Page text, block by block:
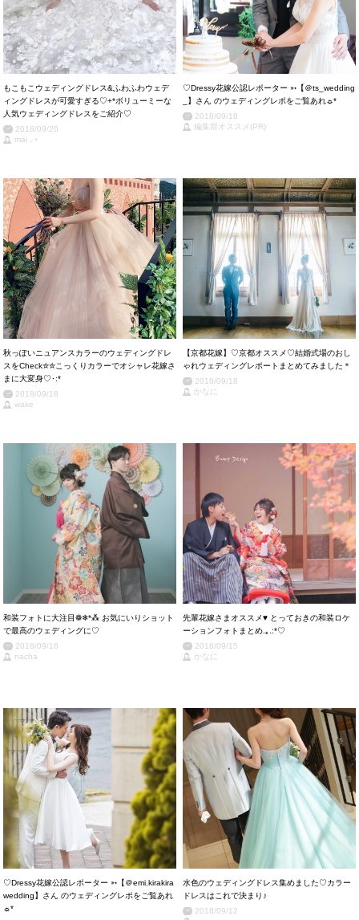
もこもこウェディングドレス&ふわふわウェデ
ィングドレスが可愛すぎる♡+*ボリューミーな
人気ウェディングドレスをご紹介♡
2018/09/20
mai ⸝⋆
♡Dressy花嫁公認レポーター ➳【＠ts_wedding
_】さん のウェディングレポをご覧あれ☼*
2018/09/18
編集部オススメ(PR)
秋っぽいニュアンスカラーのウェディングドレ
スをCheck✮✮こっくりカラーでオシャレ花嫁さ
まに大変身♡･:*
2018/09/18
wake
【京都花嫁】♡京都オススメ♡結婚式場のおし
ゃれウェディングレポートまとめてみました＊
2018/09/18
かなに
和装フォトに大注目❁❄*⁂ お気にいりショット
で最高のウェディングに♡
2018/09/16
nacha
先輩花嫁さまオススメ♥ とっておきの和装ロケ
ーションフォトまとめ.｡.:*♡
2018/09/15
かなに
♡Dressy花嫁公認レポーター ➳【＠emi.kirakira
wedding】さん のウェディングレポをご覧あれ
☼*
水色のウェディングドレス集めました♡カラー
ドレスはこれで決まり♪
2018/09/12